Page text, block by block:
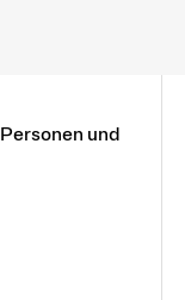
Personen und